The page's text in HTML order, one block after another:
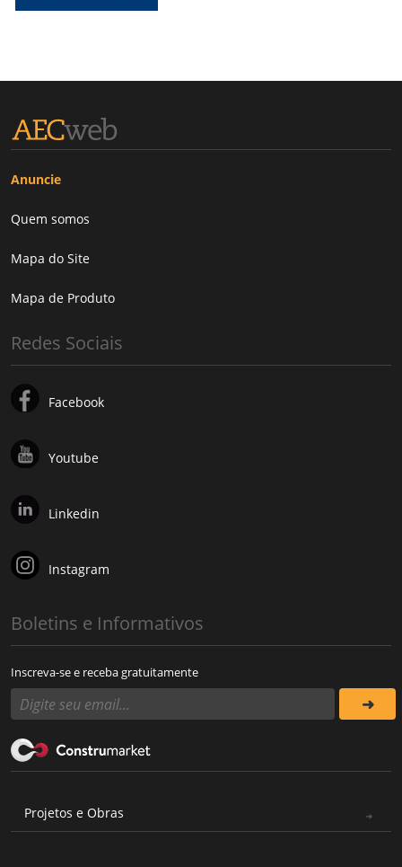
Anuncie
Quem somos
Mapa do Site
Mapa de Produto
Redes Sociais
Facebook
Youtube
Linkedin
Instagram
Boletins e Informativos
Inscreva-se e receba gratuitamente
Projetos e Obras